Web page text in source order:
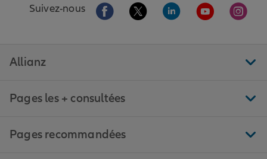
Suivez-nous Aller sur la page Facebook de Allianz
Aller sur la page Twitter de
Aller sur la page
Aller sur la
Aller
Allianz
Pages les + consultées
Pages recommandées